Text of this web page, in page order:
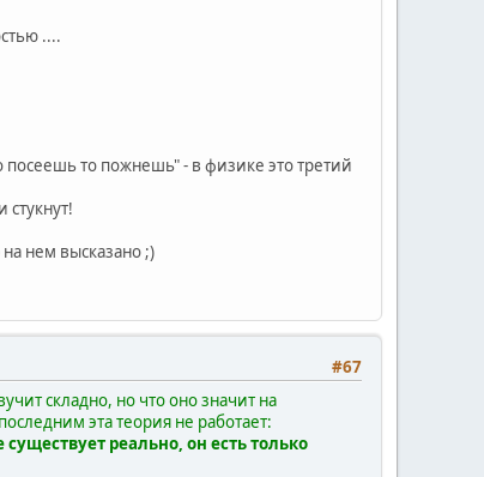
....
то пожнешь" - в физике это третий
стукнут!
нем высказано ;)
#67
складно, но что оно значит на
эта теория не работает:
реально, он есть только